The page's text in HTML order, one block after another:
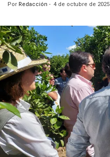
Por Redacción - 4 de octubre de 2025